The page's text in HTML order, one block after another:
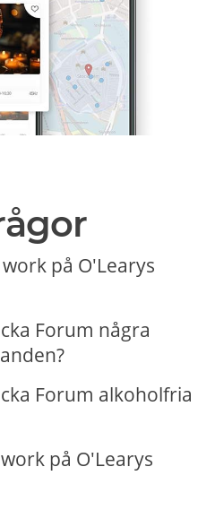
på O'Learys
Forum några
Forum alkoholfria
på O'Learys